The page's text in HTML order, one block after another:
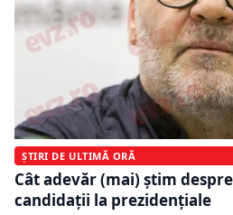
ȘTIRI DE ULTIMĂ ORĂ
Cât adevăr (mai) știm
candidații la prezidențiale